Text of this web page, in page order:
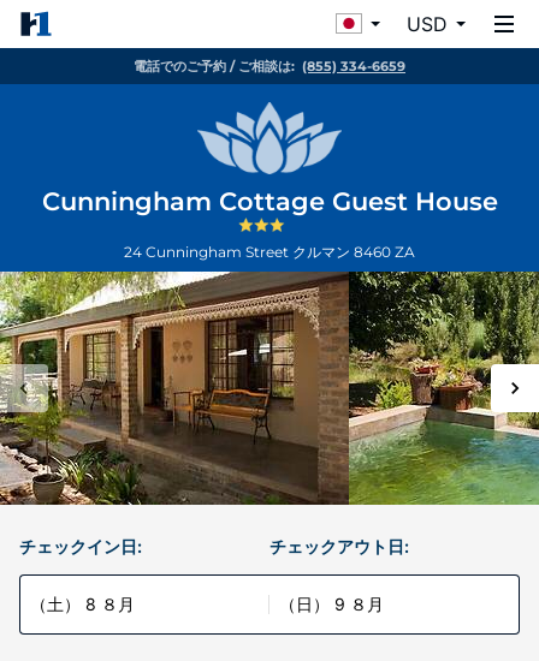
USD
電話でのご予約 / ご相談は: (855) 334-6659
Cunningham Cottage Guest House
24 Cunningham Street クルマン 8460 ZA
チェックイン日:
（土） 8 ８月
チェックアウト日:
（日） 9 ８月